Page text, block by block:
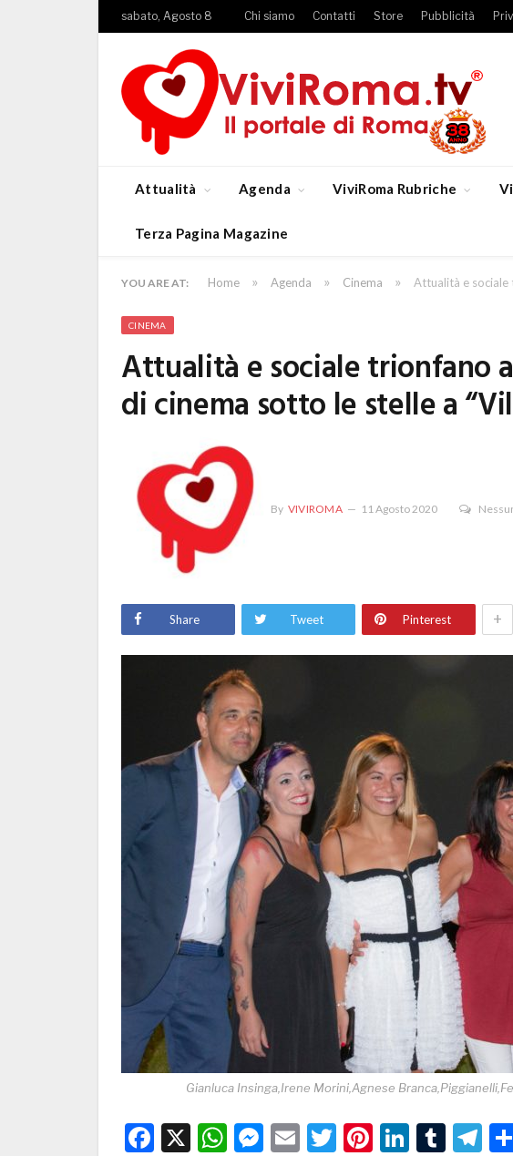
sabato, Agosto 8 Chi siamo Contatti Store Pubblicità
Attualità Agenda ViviRoma Rubriche
Terza Pagina Magazine
YOU ARE AT: Home » Agenda » Cinema » Attualità e sociale
CINEMA
Attualità e sociale trionfano
di cinema sotto le stelle a
By VIVIROMA 11 Agosto 2020
Share Tweet Pinterest +
Gianluca Insinga,Irene Morini,Agnese
Facebook
X WhatsApp
Messenger
EmailTwitter
Pinterest